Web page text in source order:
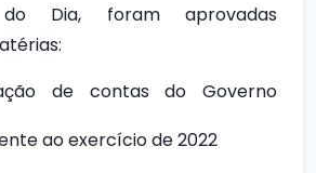
Dia, foram aprovadas
de contas do Governo
ao exercício de 2022